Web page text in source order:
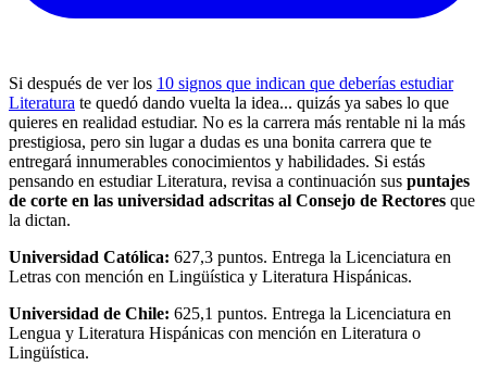
Si después de ver los 10 signos que indican que deberías estudiar
Literatura te quedó dando vuelta la idea... quizás ya sabes lo que
quieres en realidad estudiar. No es la carrera más rentable ni la más
prestigiosa, pero sin lugar a dudas es una bonita carrera que te
entregará innumerables conocimientos y habilidades. Si estás
pensando en estudiar Literatura, revisa a continuación sus puntajes
de corte en las universidad adscritas al Consejo de Rectores que
la dictan.
Universidad Católica: 627,3 puntos. Entrega la Licenciatura en
Letras con mención en Lingüística y Literatura Hispánicas.
Universidad de Chile: 625,1 puntos. Entrega la Licenciatura en
Lengua y Literatura Hispánicas con mención en Literatura o
Lingüística.